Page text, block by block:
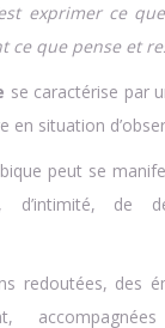
exprimer ce
ce que pense et
se caractérise par
en situation
peut se
d’intimité, de
redoutées, des